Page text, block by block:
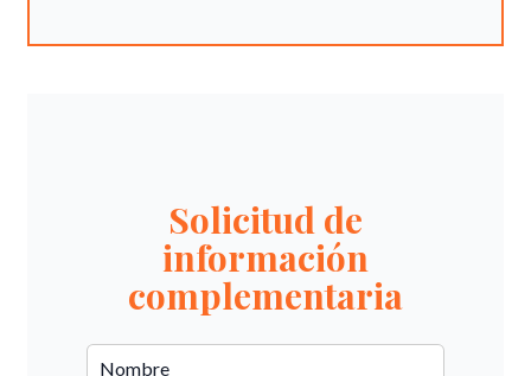
Solicitud de
información
complementaria